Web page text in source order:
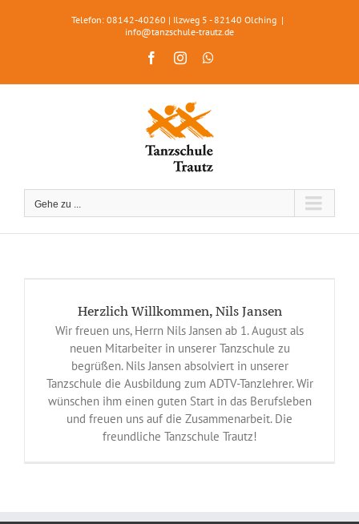
Telefon: 08142-40260 | Ilzweg 5 - 82140 Olching |
info@tanzschule-trautz.de
FacebookInstagram
Gehe zu ...
Herzlich Willkommen, Nils Jansen
Wir freuen uns, Herrn Nils Jansen ab 1. August als
neuen Mitarbeiter in unserer Tanzschule zu
begrüßen. Nils Jansen absolviert in unserer
Tanzschule die Ausbildung zum ADTV-Tanzlehrer. Wir
wünschen ihm einen guten Start in das Berufsleben
und freuen uns auf die Zusammenarbeit. Die
freundliche Tanzschule Trautz!